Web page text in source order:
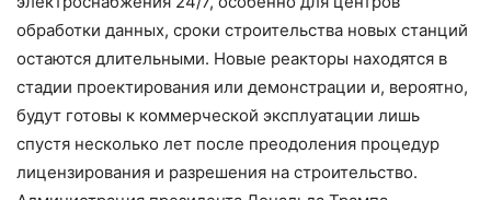
обработки данных, сроки строительства новых станций
остаются длительными. Новые реакторы находятся в
стадии проектирования или демонстрации и, вероятно,
будут готовы к коммерческой эксплуатации лишь
спустя несколько лет после преодоления процедур
лицензирования и разрешения на строительство.